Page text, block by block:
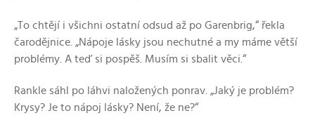
„To chtějí i všichni ostatní odsud až po Garenbrig,“ řekla
čarodějnice. „Nápoje lásky jsou nechutné a my máme větší
problémy. A teď si pospěš. Musím si sbalit věci.“
Rankle sáhl po láhvi naložených ponrav. „Jaký je problém?
Krysy? Je to nápoj lásky? Není, že ne?“